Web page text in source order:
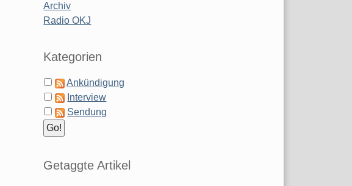
Archiv
Radio OKJ
Kategorien
Ankündigung
Interview
Sendung
Getaggte Artikel